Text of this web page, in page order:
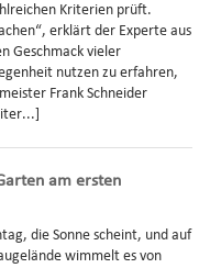
Kriterien prüft.
erklärt der Experte aus
Geschmack vieler
nutzen zu erfahren,
Frank Schneider
am ersten
die Sonne scheint, und auf
wimmelt es von